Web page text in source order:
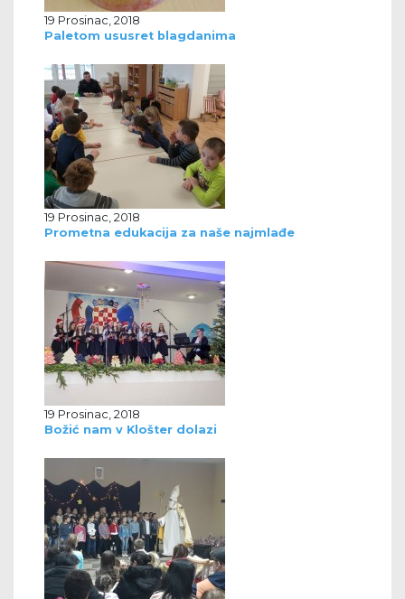
19 Prosinac, 2018
Paletom ususret blagdanima
19 Prosinac, 2018
Prometna edukacija za naše najmlađe
19 Prosinac, 2018
Božić nam v Klošter dolazi